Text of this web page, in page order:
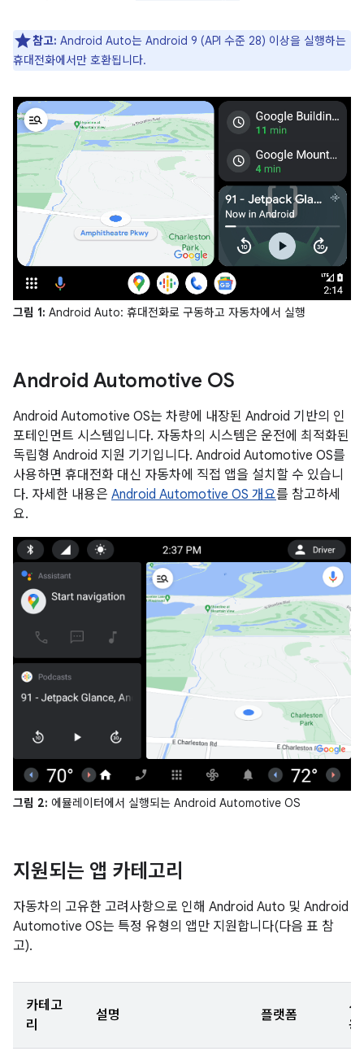
참고: Android Auto는 Android 9 (API 수준 28) 이상을 실행하는
휴대전화에서만 호환됩니다.
그림 1: Android Auto: 휴대전화로 구동하고 자동차에서 실행
Android Automotive OS
Android Automotive OS는 차량에 내장된 Android 기반의 인
포테인먼트 시스템입니다. 자동차의 시스템은 운전에 최적화된
독립형 Android 지원 기기입니다. Android Automotive OS를
사용하면 휴대전화 대신 자동차에 직접 앱을 설치할 수 있습니
다. 자세한 내용은 Android Automotive OS 개요를 참고하세
요.
그림 2: 에뮬레이터에서 실행되는 Android Automotive OS
지원되는 앱 카테고리
자동차의 고유한 고려사항으로 인해 Android Auto 및 Android
Automotive OS는 특정 유형의 앱만 지원합니다(다음 표 참
고).
카테고
리
설명 플랫폼
사
용